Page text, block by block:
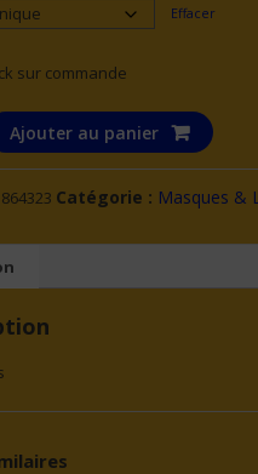
Effacer
sur commande
Ajouter au panier
Catégorie : Masques &